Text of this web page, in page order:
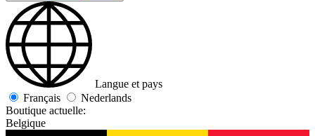
Langue et pays
Français
Nederlands
Boutique actuelle:
Belgique